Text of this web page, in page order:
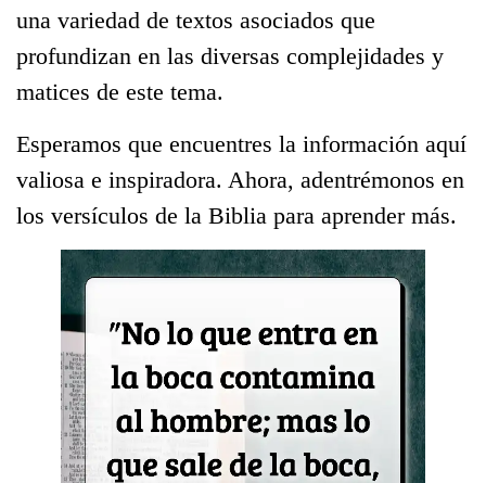
una variedad de textos asociados que
profundizan en las diversas complejidades y
matices de este tema.
Esperamos que encuentres la información aquí
valiosa e inspiradora. Ahora, adentrémonos en
los versículos de la Biblia para aprender más.